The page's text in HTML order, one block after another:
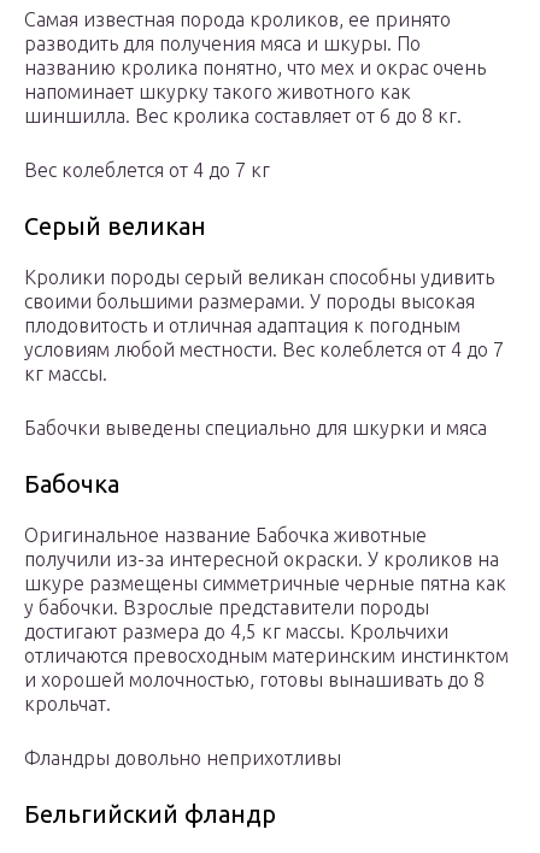
Самая известная порода кроликов, ее принято
разводить для получения мяса и шкуры. По
названию кролика понятно, что мех и окрас очень
напоминает шкурку такого животного как
шиншилла. Вес кролика составляет от 6 до 8 кг.
Вес колеблется от 4 до 7 кг
Серый великан
Кролики породы серый великан способны удивить
своими большими размерами. У породы высокая
плодовитость и отличная адаптация к погодным
условиям любой местности. Вес колеблется от 4 до 7
кг массы.
Бабочки выведены специально для шкурки и мяса
Бабочка
Оригинальное название Бабочка животные
получили из-за интересной окраски. У кроликов на
шкуре размещены симметричные черные пятна как
у бабочки. Взрослые представители породы
достигают размера до 4,5 кг массы. Крольчихи
отличаются превосходным материнским инстинктом
и хорошей молочностью, готовы вынашивать до 8
крольчат.
Фландры довольно неприхотливы
Бельгийский фландр